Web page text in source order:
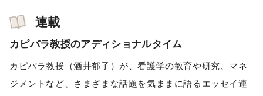
連載
カピバラ教授のアディショナルタイム
カピバラ教授（酒井郁子）が、看護学の教育や研究、マネ
ジメントなど、さまざまな話題を気ままに語るエッセイ連